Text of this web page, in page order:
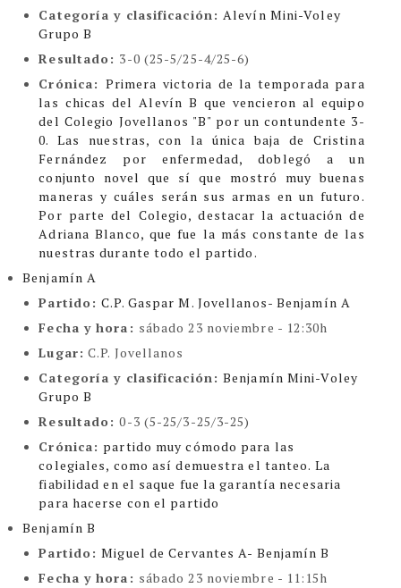
Categoría y clasificación:Alevín Mini-Voley
Grupo B
Resultado: 3-0 (25-5/25-4/25-6)
Crónica: Primera victoria de la temporada para
las chicas del Alevín B que vencieron al equipo
del Colegio Jovellanos "B" por un contundente 3-
0. Las nuestras, con la única baja de Cristina
Fernández por enfermedad, doblegó a un
conjunto novel que sí que mostró muy buenas
maneras y cuáles serán sus armas en un futuro.
Por parte del Colegio, destacar la actuación de
Adriana Blanco, que fue la más constante de las
nuestras durante todo el partido.
Benjamín A
Partido:C.P. Gaspar M. Jovellanos- Benjamín A
Fecha y hora: sábado 23 noviembre - 12:30h
Lugar: C.P. Jovellanos
Categoría y clasificación:Benjamín Mini-Voley
Grupo B
Resultado:0-3 (5-25/3-25/3-25)
Crónica: partido muy cómodo para las
colegiales, como así demuestra el tanteo. La
fiabilidad en el saque fue la garantía necesaria
para hacerse con el partido
Benjamín B
Partido:Miguel de Cervantes A- Benjamín B
Fecha y hora: sábado 23 noviembre - 11:15h